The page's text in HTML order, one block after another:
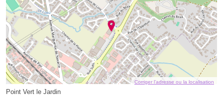
Corriger l’adresse ou la localisation
Point Vert le Jardin